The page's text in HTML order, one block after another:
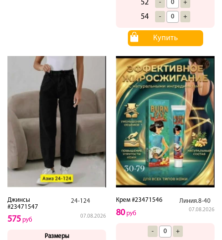
52 - +
54 - +
Купить
Джинсы
#23471547
24-124
07.08.2026
575 руб
Размеры
Крем #23471546 Линия.8-40
07.08.2026
80руб
- +